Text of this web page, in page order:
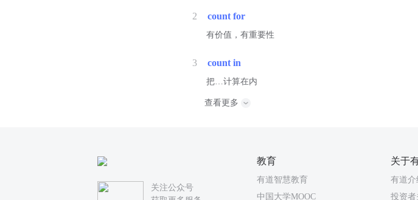
2 count for
有价值，有重要性
3 count in
把…计算在内
查看更多
关注公众号
教育
有道智慧教育
中国大学MOOC
关于
有道介
投资者